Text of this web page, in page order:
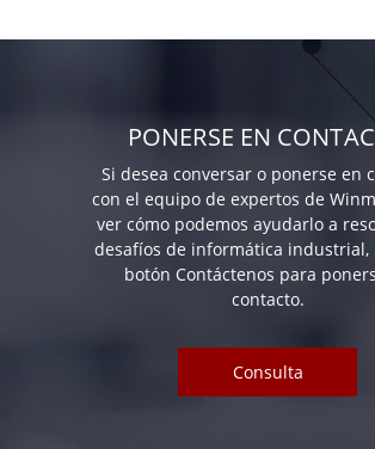
PONERSE EN
Si desea conversar o ponerse en
con el equipo de expertos de
ver cómo podemos ayudarlo a
desafíos de informática industrial,
botón Contáctenos para
contacto.
Consulta